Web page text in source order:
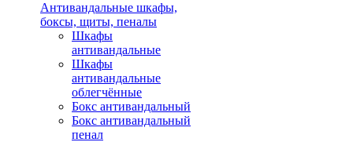
Антивандальные шкафы,
боксы, щиты, пеналы
Шкафы
антивандальные
Шкафы
антивандальные
облегчённые
Бокс антивандальный
Бокс антивандальный
пенал